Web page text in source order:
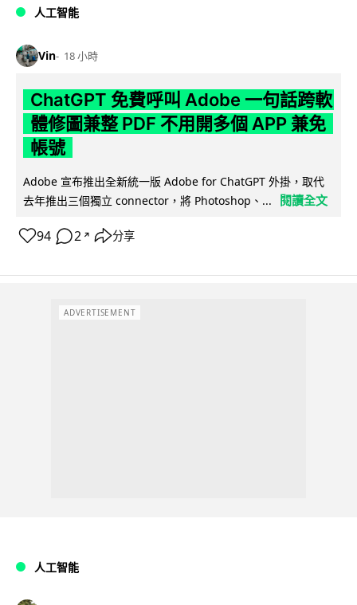
人工智能
Vin 18 小時
ChatGPT 免費呼叫 Adobe 一句話跨軟
體修圖兼整 PDF 不用開多個 APP 兼免
帳號
Adobe 宣布推出全新統一版 Adobe for ChatGPT 外掛，取代
去年推出三個獨立 connector，將 Photoshop、...
閱讀全文
94 2 ↗ 分享
ADVERTISEMENT
人工智能